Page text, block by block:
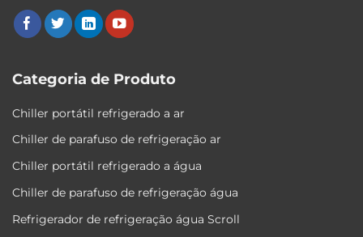
Categoria de Produto
Chiller portátil refrigerado a ar
Chiller de parafuso de refrigeração ar
Chiller portátil refrigerado a água
Chiller de parafuso de refrigeração água
Refrigerador de refrigeração água Scroll